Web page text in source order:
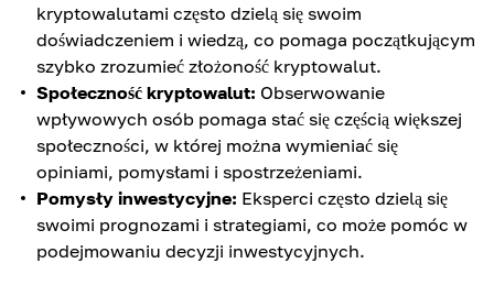
kryptowalutami często dzielą się swoim
doświadczeniem i wiedzą, co pomaga początkującym
szybko zrozumieć złożoność kryptowalut.
Społeczność kryptowalut: Obserwowanie
wpływowych osób pomaga stać się częścią większej
społeczności, w której można wymieniać się
opiniami, pomysłami i spostrzeżeniami.
Pomysły inwestycyjne: Eksperci często dzielą się
swoimi prognozami i strategiami, co może pomóc w
podejmowaniu decyzji inwestycyjnych.